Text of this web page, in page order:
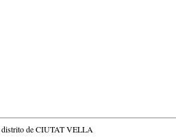
distrito de CIUTAT VELLA